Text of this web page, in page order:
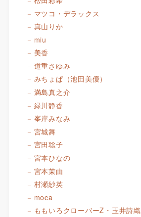
マツコ・デラックス
真山りか
miu
美香
道重さゆみ
みちょぱ（池田美優）
満島真之介
緑川静香
峯岸みなみ
宮城舞
宮田聡子
宮本ひなの
宮本茉由
村瀬紗英
moca
ももいろクローバーZ・玉井詩織